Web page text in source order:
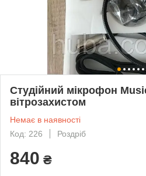
Студійний мікрофон
вітрозахистом
Немає в наявності
Код: 226
Роздріб
840 ₴